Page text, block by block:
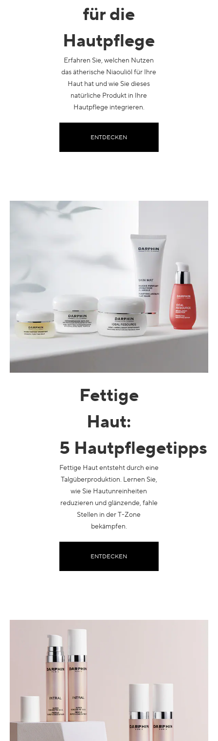
für die
Hautpflege
Erfahren Sie, welchen Nutzen
das ätherische Niaouliöl für Ihre
Haut hat und wie Sie dieses
natürliche Produkt in Ihre
Hautpflege integrieren.
ENTDECKEN
Fettige
Haut:
5 Hautpflegetipps
Fettige Haut entsteht durch eine
Talgüberproduktion. Lernen Sie,
wie Sie Hautunreinheiten
reduzieren und glänzende, fahle
Stellen in der T-Zone
bekämpfen.
ENTDECKEN